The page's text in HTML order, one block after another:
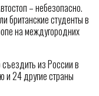
– небезопасно.
британские студенты в
на междугородних
из России в
и 24 другие страны